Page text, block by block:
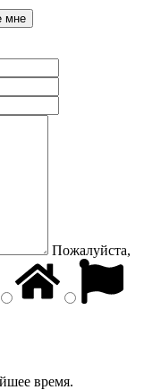
Пожалуйста,
время.